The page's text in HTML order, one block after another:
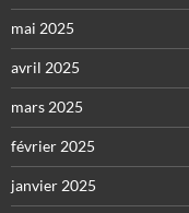
mai 2025
avril 2025
mars 2025
février 2025
janvier 2025